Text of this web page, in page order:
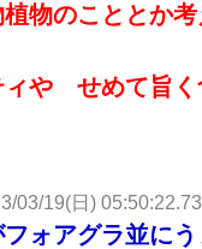
物のこととか考
ィや せめて旨く
03/19(日)
ォアグラ並に